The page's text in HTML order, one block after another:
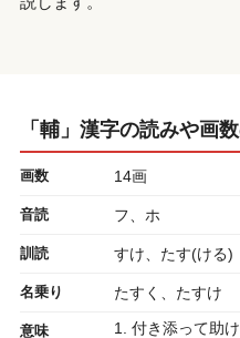
「輔」漢字の読みや画
画数 14画
音読 フ、ホ
訓読 すけ、たす(ける)
名乗り たすく、たすけ
意味
1. 付き添って助